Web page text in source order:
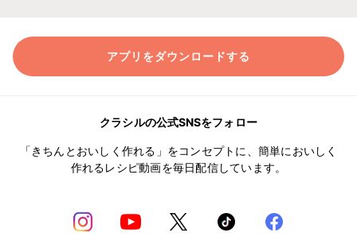
アプリをダウンロードする
クラシルの公式SNSをフォロー
「きちんとおいしく作れる」をコンセプトに、簡単においしく
作れるレシピ動画を毎日配信しています。